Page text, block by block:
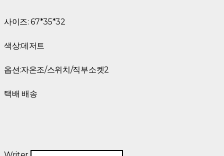
사이즈: 67*35*32
색상:데저트
옵션:자온조/스위치/직부소켓2
택배 배송